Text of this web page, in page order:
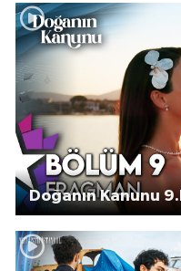
Doğanın Kanunu